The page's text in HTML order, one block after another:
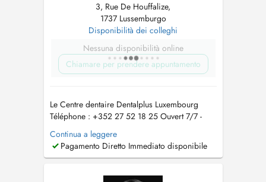
3, Rue De Houffalize,
1737 Lussemburgo
Disponibilità dei colleghi
Nessuna disponibilità online
Chiamare per prendere appuntamento
Le Centre dentaire Dentalplus Luxembourg
Téléphone : +352 27 52 18 25 Ouvert 7/7 -
Avec ou sans rendez-vous, et prise en charge
des urgences dentaires Adresse : 3 Rue de
Houffalize, L-1737 Bouneweg-Süd, Luxembourg
www.dentalplus.lu Accès : Stati...
Continua a leggere
Pagamento Diretto Immediato disponibile